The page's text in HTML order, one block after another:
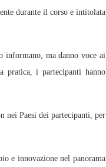
durante il corso e intitolata
informano, ma danno voce ai
pratica, i partecipanti hanno
nei Paesi dei partecipanti, per
e innovazione nel panorama